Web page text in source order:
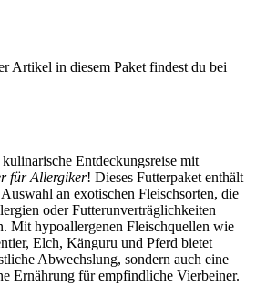
Artikel in diesem Paket findest du bei
Entdeckungsreise mit
für Allergiker! Dieses Futterpaket enthält
an exotischen Fleischsorten, die
oder Futterunverträglichkeiten
Mit hypoallergenen Fleischquellen wie
Elch, Känguru und Pferd bietet
Abwechslung, sondern auch eine
Ernährung für empfindliche Vierbeiner.